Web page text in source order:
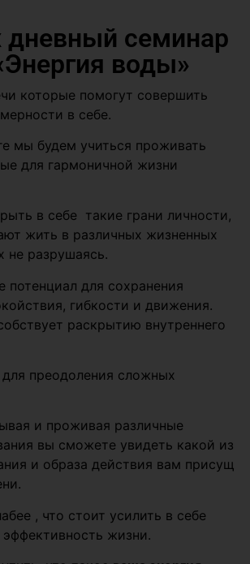
дневный семинар
воды»
которые помогут совершить
в себе.
мы будем учиться проживать
для гармоничной жизни
в себе такие грани личности,
жить в различных жизненных
не разрушаясь.
потенциал для сохранения
гибкости и движения.
раскрытию внутреннего
преодоления сложных
и проживая различные
вы сможете увидеть какой из
и образа действия вам присущ
, что стоит усилить в себе
жизни.